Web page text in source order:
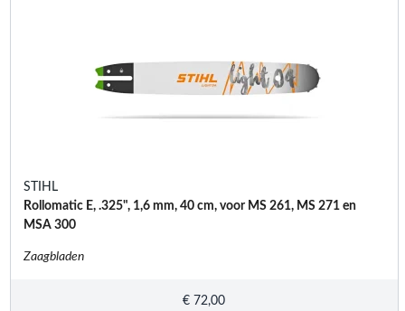
STIHL
Rollomatic E, .325", 1,6 mm, 40 cm, voor MS 261, MS 271 en
MSA 300
Zaagbladen
€ 72,00